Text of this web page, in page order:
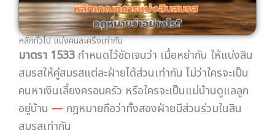
หลักทั่วไป แบ่งคนละครึ่งเท่ากัน
มาตรา 1533 กำหนดไว้ชัดเจนว่า เมื่อหย่ากัน ให้แบ่งสิน
สมรสให้คู่สมรสแต่ละฝ่ายได้ส่วนเท่ากัน ไม่ว่าใครจะเป็น
คนหาเงินเลี้ยงครอบครัว หรือใครจะเป็นแม่บ้านดูแลลูก
อยู่บ้าน — กฎหมายถือว่าทั้งสองฝ่ายมีส่วนร่วมในสิน
สมรสเท่ากัน